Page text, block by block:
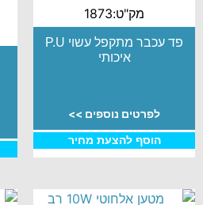
מק"ט:1873
פד עכבר מתקפל עשוי P.U
איכותי
לפרטים נוספים >>
הוסף להצעת מחיר